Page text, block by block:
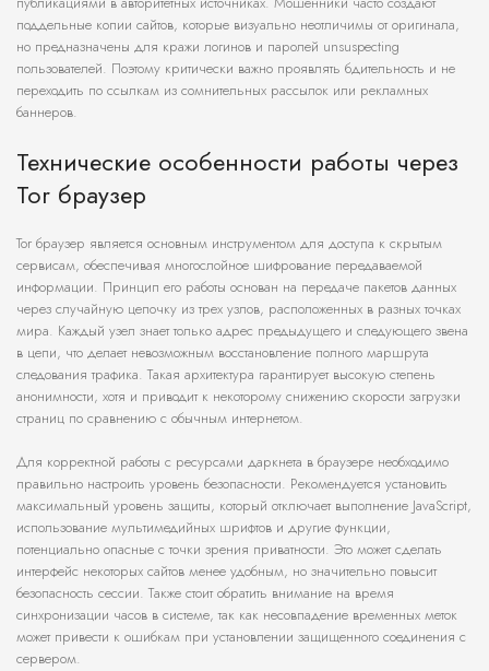
поддельные копии сайтов, которые визуально неотличимы от оригинала,
но предназначены для кражи логинов и паролей unsuspecting
пользователей. Поэтому критически важно проявлять бдительность и не
переходить по ссылкам из сомнительных рассылок или рекламных
баннеров.
Технические особенности работы через
Tor браузер
Tor браузер является основным инструментом для доступа к скрытым
сервисам, обеспечивая многослойное шифрование передаваемой
информации. Принцип его работы основан на передаче пакетов данных
через случайную цепочку из трех узлов, расположенных в разных точках
мира. Каждый узел знает только адрес предыдущего и следующего звена
в цепи, что делает невозможным восстановление полного маршрута
следования трафика. Такая архитектура гарантирует высокую степень
анонимности, хотя и приводит к некоторому снижению скорости загрузки
страниц по сравнению с обычным интернетом.
Для корректной работы с ресурсами даркнета в браузере необходимо
правильно настроить уровень безопасности. Рекомендуется установить
максимальный уровень защиты, который отключает выполнение JavaScript,
использование мультимедийных шрифтов и другие функции,
потенциально опасные с точки зрения приватности. Это может сделать
интерфейс некоторых сайтов менее удобным, но значительно повысит
безопасность сессии. Также стоит обратить внимание на время
синхронизации часов в системе, так как несовпадение временных меток
может привести к ошибкам при установлении защищенного соединения с
сервером.